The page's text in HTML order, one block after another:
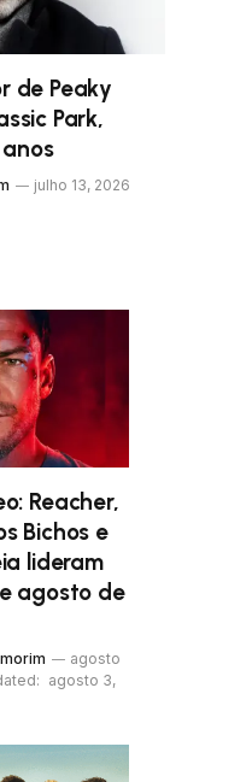
de Peaky
Park,
julho 13, 2026
Reacher,
Bichos e
lideram
agosto de
agosto
agosto 3,